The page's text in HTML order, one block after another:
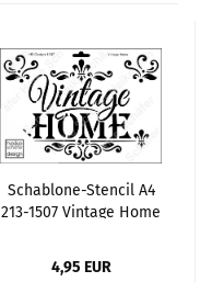
Schablone-Stencil A4
213-1507 Vintage Home
4,95 EUR